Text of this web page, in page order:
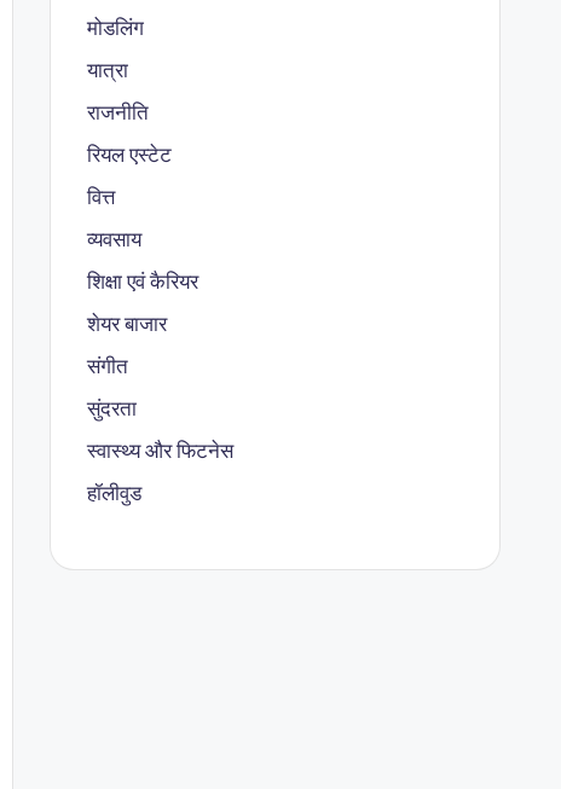
मोडलिंग
यात्रा
राजनीति
रियल एस्टेट
वित्त
व्यवसाय
शिक्षा एवं कैरियर
शेयर बाजार
संगीत
सुंदरता
स्वास्थ्य और फिटनेस
हॉलीवुड